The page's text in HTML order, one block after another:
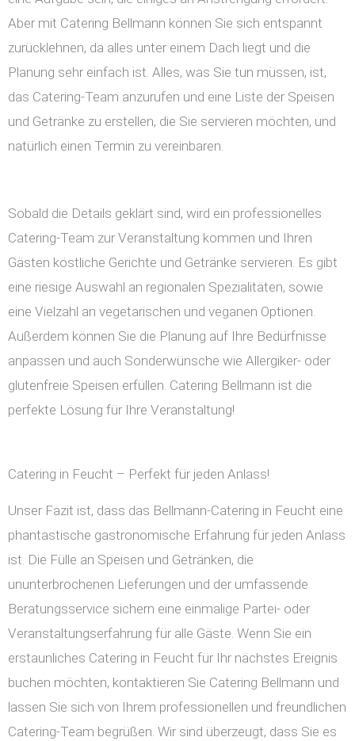
Aber mit Catering Bellmann können Sie sich entspannt
zurücklehnen, da alles unter einem Dach liegt und die
Planung sehr einfach ist. Alles, was Sie tun müssen, ist,
das Catering-Team anzurufen und eine Liste der Speisen
und Getränke zu erstellen, die Sie servieren möchten, und
natürlich einen Termin zu vereinbaren.
Sobald die Details geklärt sind, wird ein professionelles
Catering-Team zur Veranstaltung kommen und Ihren
Gästen köstliche Gerichte und Getränke servieren. Es gibt
eine riesige Auswahl an regionalen Spezialitäten, sowie
eine Vielzahl an vegetarischen und veganen Optionen.
Außerdem können Sie die Planung auf Ihre Bedürfnisse
anpassen und auch Sonderwünsche wie Allergiker- oder
glutenfreie Speisen erfüllen. Catering Bellmann ist die
perfekte Lösung für Ihre Veranstaltung!
Catering in Feucht – Perfekt für jeden Anlass!
Unser Fazit ist, dass das Bellmann-Catering in Feucht eine
phantastische gastronomische Erfahrung für jeden Anlass
ist. Die Fülle an Speisen und Getränken, die
ununterbrochenen Lieferungen und der umfassende
Beratungsservice sichern eine einmalige Partei- oder
Veranstaltungserfahrung für alle Gäste. Wenn Sie ein
erstaunliches Catering in Feucht für Ihr nächstes Ereignis
buchen möchten, kontaktieren Sie Catering Bellmann und
lassen Sie sich von Ihrem professionellen und freundlichen
Catering-Team begrüßen. Wir sind überzeugt, dass Sie es